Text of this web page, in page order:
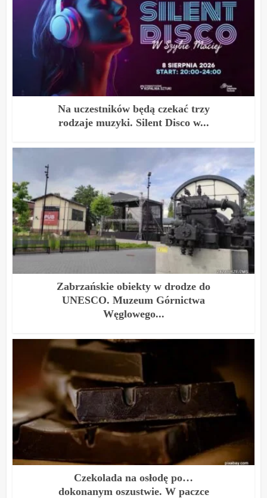
Na uczestników będą czekać trzy
rodzaje muzyki. Silent Disco w...
Zabrzańskie obiekty w drodze do
UNESCO. Muzeum Górnictwa
Węglowego...
Czekolada na osłodę po…
dokonanym oszustwie. W paczce